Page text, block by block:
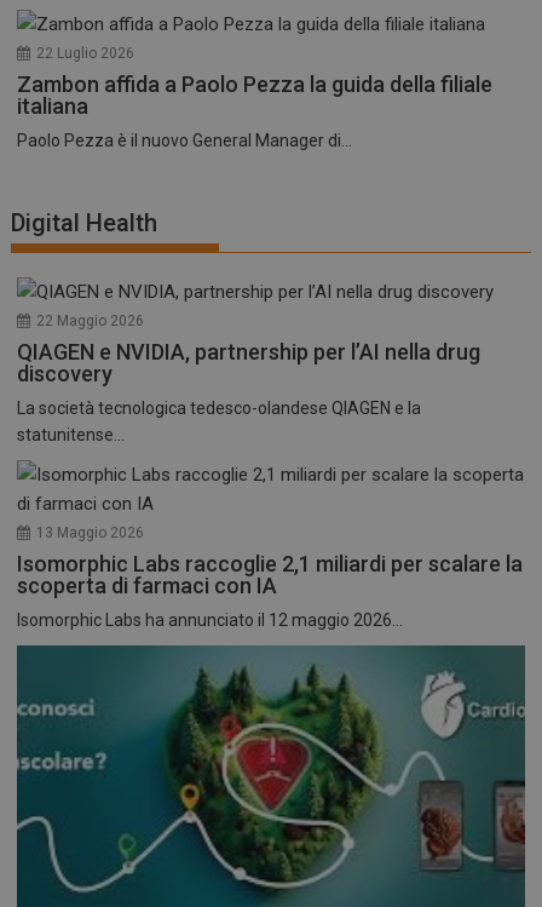
22 Luglio 2026
Zambon affida a Paolo Pezza la guida della filiale
italiana
Paolo Pezza è il nuovo General Manager di...
Digital Health
22 Maggio 2026
QIAGEN e NVIDIA, partnership per l’AI nella drug
discovery
La società tecnologica tedesco-olandese QIAGEN e la
statunitense...
13 Maggio 2026
Isomorphic Labs raccoglie 2,1 miliardi per scalare la
scoperta di farmaci con IA
Isomorphic Labs ha annunciato il 12 maggio 2026...